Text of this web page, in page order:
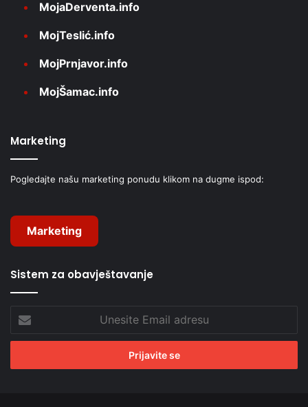
MojaDerventa.info
MojTeslić.info
MojPrnjavor.info
MojŠamac.info
Marketing
Pogledajte našu marketing ponudu klikom na dugme ispod:
Marketing
Sistem za obavještavanje
Email
adresu